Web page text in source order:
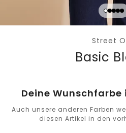
Street
Basic
Deine
Auch unsere anderen Farben
diesen Artikel in den